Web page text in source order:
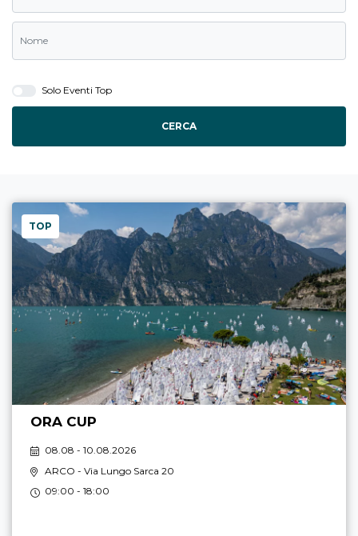
Solo Eventi Top
CERCA
TOP
ORA CUP
08.08 - 10.08.2026
ARCO - Via Lungo Sarca 20
09:00 - 18:00